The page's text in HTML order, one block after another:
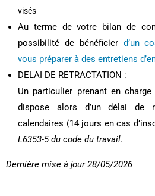
visés
Au terme de votre bilan de
possibilité de bénéficier d’un
vous préparer à des entretiens
DELAI DE RETRACTATION :
Un particulier prenant en
dispose alors d’un délai de
calendaires (14 jours en cas
L6353-5 du code du travail.
Dernière mise à jour 28/05/2026